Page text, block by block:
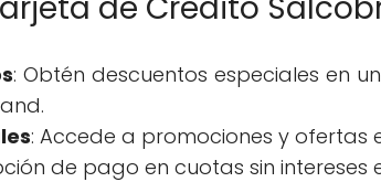
: Obtén descuentos especiales en
: Accede a promociones y ofertas
de pago en cuotas sin